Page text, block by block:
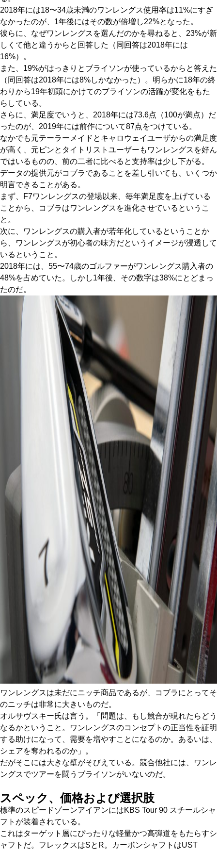
2018年には18〜34歳未満のワンレングス使用率は11%にすぎ
なかったのが、1年後にはその数が倍増し22%となった。
彼らに、なぜワンレングスを選んだのかを尋ねると、23%が新
しくて他と違うからと回答した（同回答は2018年には
16%）。
また、19%がはっきりとブライソンが使っているからと答えた
（同回答は2018年には8%しかなかった）。明らかに18年の終
わりから19年初頭にかけてのブライソンの活躍が変化をもた
らしている。
さらに、満足度でいうと、2018年には73.6点（100が満点）だ
ったのが、2019年には前作について87点をつけている。
なかでも元テーラーメイドとキャロウェイユーザからの満足度
が高く、元ピンとタイトリストユーザーもワンレングスを好ん
ではいるものの、前の二者に比べると支持率は少し下がる。
データの提供元がコブラであることを差し引いても、いくつか
明言できることがある。
まず、F7ワンレングスの登場以来、毎年満足度を上げている
ことから、コブラはワンレングスを進化させているというこ
と。
次に、ワンレングスの購入者が若年化しているということか
ら、ワンレングスが初心者の味方だというイメージが浸透して
いるということ。
2018年には、55〜74歳のゴルファーがワンレングス購入者の
48%を占めていた。しかし1年後、その数字は38%にとどまっ
たのだ。
ワンレングスは未だにニッチ商品であるが、コブラにとってそ
のニッチは非常に大きいものだ。
オルサヴスキー氏は言う。「問題は、もし競合が現れたらどう
なるかということ。ワンレングスのコンセプトの正当性を証明
する助けになって、需要を増やすことになるのか。あるいは、
シェアを奪われるのか」。
だがそこには大きな壁がそびえている。競合他社には、ワンレ
ングスでツアーを闘うブライソンがいないのだ。
スペック、価格および選択肢
標準のスピードゾーンアイアンにはKBS Tour 90 スチールシャ
フトが装着されている。
これはターゲット層にぴったりな軽量かつ高弾道をもたらすシ
ャフトだ。フレックスはSとR。カーボンシャフトはUST